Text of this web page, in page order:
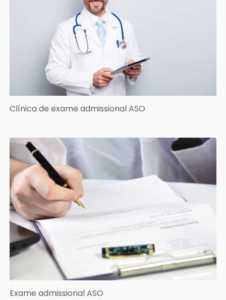
Clínica de exame admissional ASO
Exame admissional ASO